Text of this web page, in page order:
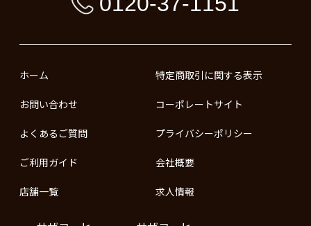
ホーム
お問い合わせ
よくあるご質問
ご利用ガイド
店舗一覧
特定商取引に関する表示
コーポレートサイト
プライバシーポリシー
会社概要
求人情報